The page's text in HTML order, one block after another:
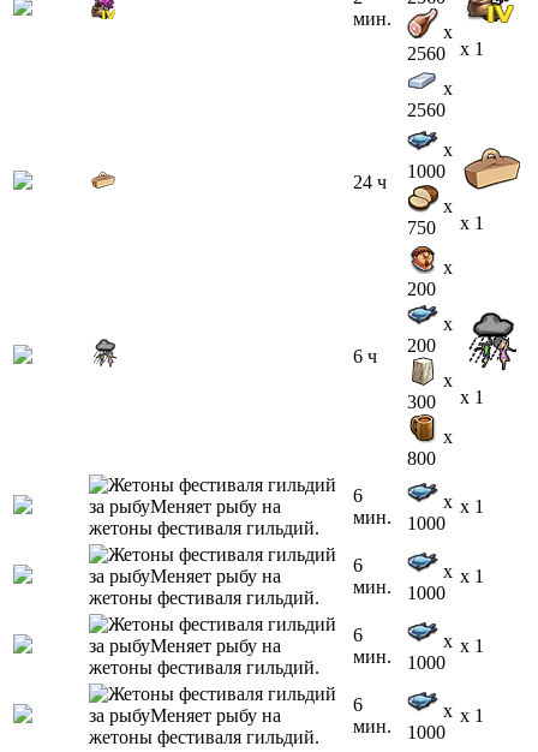
мин.
x
2560
x
2560
x 1
24 ч
x
1000
x
750
x 1
6 ч
x
200
x
200
x
300
x
800
x 1
6
мин.
x
1000
x 1
6
мин.
x
1000
x 1
6
мин.
x
1000
x 1
6
мин.
x
1000
x 1